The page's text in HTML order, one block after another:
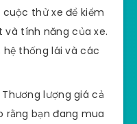
thử xe để kiểm
và tính năng của xe.
hệ thống lái và các
Thương lượng giá cả
rằng bạn đang mua